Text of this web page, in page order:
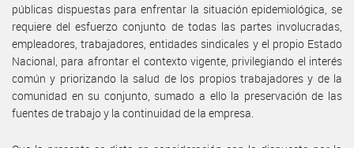
públicas dispuestas para enfrentar la situación epidemiológica, se
requiere del esfuerzo conjunto de todas las partes involucradas,
empleadores, trabajadores, entidades sindicales y el propio Estado
Nacional, para afrontar el contexto vigente, privilegiando el interés
común y priorizando la salud de los propios trabajadores y de la
comunidad en su conjunto, sumado a ello la preservación de las
fuentes de trabajo y la continuidad de la empresa.